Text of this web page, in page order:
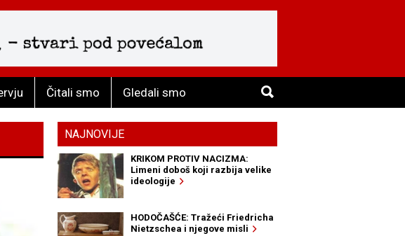
Čitali smo Gledali smo
NAJNOVIJE
KRIKOM PROTIV NACIZMA:
Limeni doboš koji razbija velike
ideologije
HODOČAŠĆE: Tražeći Friedricha
Nietzschea i njegove misli